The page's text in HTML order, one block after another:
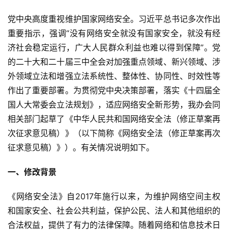
党中央高度重视维护国家网络安全。习近平总书记多次作出
重要指示，强调“没有网络安全就没有国家安全，就没有经
济社会稳定运行，广大人民群众利益也难以得到保障”。党
的二十大和二十届三中全会对加强重点领域、新兴领域、涉
外领域立法和增强立法系统性、整体性、协同性、时效性等
作出了重要部署。为贯彻党中央决策部署，落实《十四届全
国人大常委会立法规划》，适应网络安全新形势，我办会同
相关部门起草了《中华人民共和国网络安全法（修正草案再
次征求意见稿）》（以下简称《网络安全法（修正草案再次
征求意见稿）》）。有关情况说明如下。
一、修改背景
《网络安全法》自2017年施行以来，为维护网络空间主权
和国家安全、社会公共利益，保护公民、法人和其他组织的
合法权益，提供了有力的法律保障。随着网络和信息技术日